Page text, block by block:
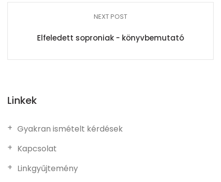
NEXT POST
Elfeledett soproniak - könyvbemutató
Linkek
Gyakran ismételt kérdések
Kapcsolat
Linkgyűjtemény